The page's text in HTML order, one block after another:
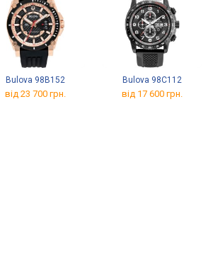
Bulova 98B152
від 23 700 грн.
Bulova 98C112
від 17 600 грн.